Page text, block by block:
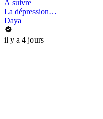
À suivre
La dépression…
Daya
il y a 4 jours